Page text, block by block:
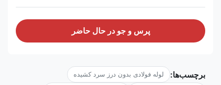
پرس و جو در حال حاضر
برچسب‌ها: لوله فولادی بدون درز سرد کشیده